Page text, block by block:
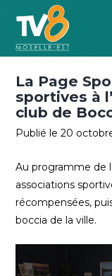
La Page
sportives à
club de
Publié le 20
Au programme de
associations
récompensées,
boccia de la ville.